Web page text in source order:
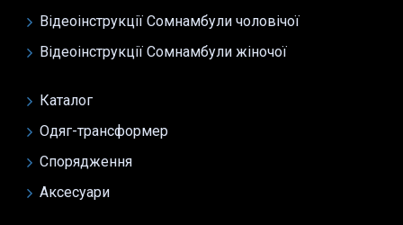
Відеоінструкції Сомнамбули чоловічої
Відеоінструкції Сомнамбули жіночої
Каталог
Одяг-трансформер
Спорядження
Аксесуари